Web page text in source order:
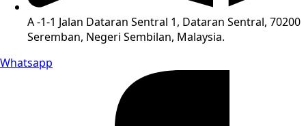
A -1-1 Jalan Dataran Sentral 1, Dataran Sentral, 70200
Seremban, Negeri Sembilan, Malaysia.
Whatsapp